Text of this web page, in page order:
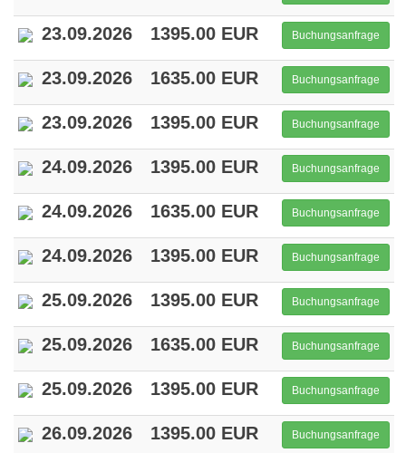
23.09.2026 1395.00 EUR Buchungsanfrage
23.09.2026 1635.00 EUR Buchungsanfrage
23.09.2026 1395.00 EUR Buchungsanfrage
24.09.2026 1395.00 EUR Buchungsanfrage
24.09.2026 1635.00 EUR Buchungsanfrage
24.09.2026 1395.00 EUR Buchungsanfrage
25.09.2026 1395.00 EUR Buchungsanfrage
25.09.2026 1635.00 EUR Buchungsanfrage
25.09.2026 1395.00 EUR Buchungsanfrage
26.09.2026 1395.00 EUR Buchungsanfrage